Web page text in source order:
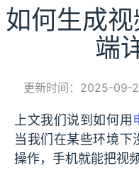
如何生成
端
更新时间：2025-09-
上文我们说到如何用
当我们在某些环境下
操作，手机就能把视